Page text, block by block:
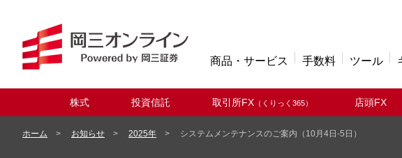
商品・サービス 手数料 ツール
株式 投資信託 取引所FX（くりっく365） 店頭FX
ホーム お知らせ 2025年 システムメンテナンスのご案内（10月4日-5日）